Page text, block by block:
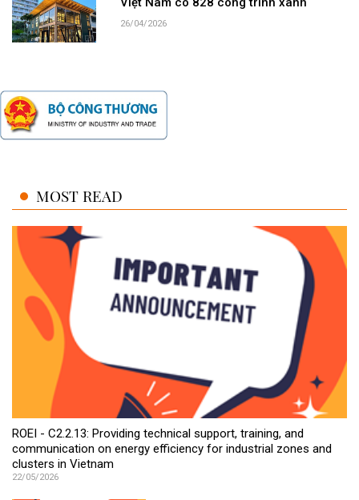
Việt Nam có 828 công trình xanh
26/04/2026
MOST READ
ROEI - C2.2.13: Providing technical support, training, and
communication on energy efficiency for industrial zones and
clusters in Vietnam
22/05/2026